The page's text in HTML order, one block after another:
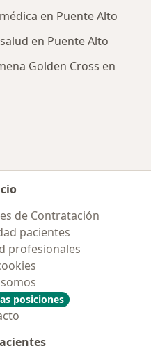
en Puente Alto
en Puente Alto
Golden Cross en
de Contratación
pacientes
profesionales
posiciones